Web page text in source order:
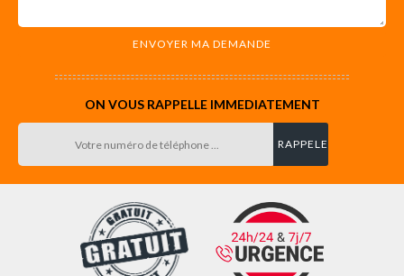
ON VOUS RAPPELLE IMMEDIATEMENT